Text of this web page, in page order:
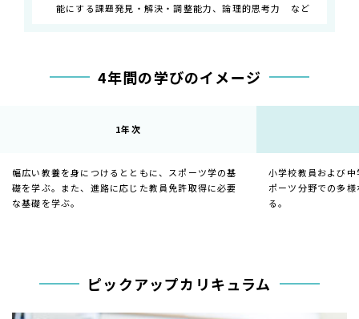
能にする課題発見・解決・調整能力、論理的思考力 など
4年間の学びのイメージ
1年次
幅広い教養を身につけるとともに、スポーツ学の基
礎を学ぶ。また、進路に応じた教員免許取得に必要
な基礎を学ぶ。
小学校教員および
ポーツ分野での多
る。
ピックアップカリキュラム